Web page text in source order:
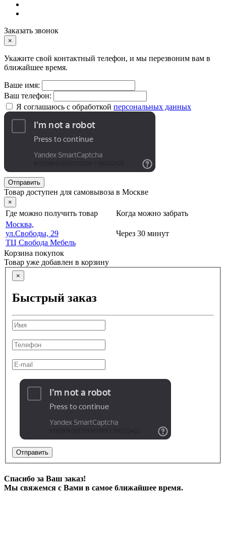
Заказать звонок
×
Укажите свой контактный телефон, и мы перезвоним вам в
ближайшее время.
Ваше имя:
Ваш телефон:
Я соглашаюсь с обработкой персональных данных
Отправить
Товар доступен для самовывоза в Москве
×
Где можно получить товар
Когда можно забрать
Москва,
ул.Свободы, 29
ТЦ Свобода Мебель
Через 30 минут
Корзина покупок
Товар уже добавлен в корзину
×
Быстрый заказ
Отправить
Спасибо за Ваш заказ!
Мы свяжемся с Вами в самое ближайшее время.